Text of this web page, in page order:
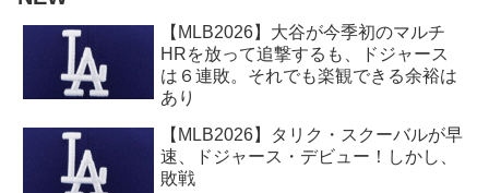
【MLB2026】大谷が今季初のマルチ
HRを放って追撃するも、ドジャース
は６連敗。それでも楽観できる余裕は
あり
【MLB2026】タリク・スクーバルが早
速、ドジャース・デビュー！しかし、
敗戦